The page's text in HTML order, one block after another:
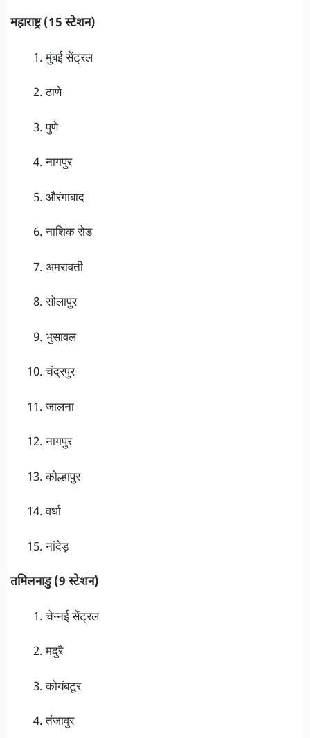
महाराष्ट्र (15 स्टेशन)
मुंबई सेंट्रल
ठाणे
पुणे
नागपुर
औरंगाबाद
नाशिक रोड
अमरावती
सोलापुर
भुसावल
चंद्रपुर
जालना
नागपुर
कोल्हापुर
वर्धा
नांदेड़
तमिलनाडु (9 स्टेशन)
चेन्नई सेंट्रल
मदुरै
कोयंबटूर
तंजावुर